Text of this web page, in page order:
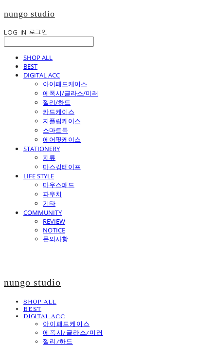
nungo studio
LOG IN 로그인
SHOP ALL
BEST
DIGITAL ACC
아이패드케이스
에폭시/글라스/미러
젤리/하드
카드케이스
지플립케이스
스마트톡
에어팟케이스
STATIONERY
지류
마스킹테이프
LIFE STYLE
마우스패드
파우치
기타
COMMUNITY
REVIEW
NOTICE
문의사항
nungo studio
SHOP ALL
BEST
DIGITAL ACC
아이패드케이스
에폭시/글라스/미러
젤리/하드